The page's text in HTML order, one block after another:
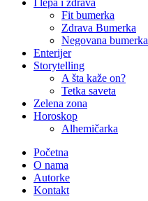
I lepa i zdrava
Fit bumerka
Zdrava Bumerka
Negovana bumerka
Enterijer
Storytelling
A šta kaže on?
Tetka saveta
Zelena zona
Horoskop
Alhemičarka
Početna
O nama
Autorke
Kontakt